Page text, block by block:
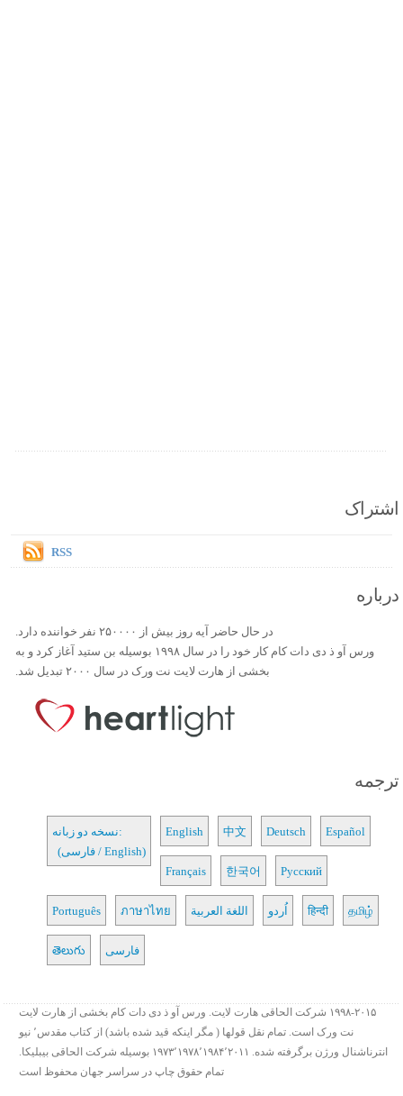
اشتراک
RSS
درباره
در حال حاضر آیه روز بیش از ۲۵۰۰۰۰ نفر خواننده دارد.
ورس آو ذ دی دات کام کار خود را در سال ۱۹۹۸ بوسیله بن ستید آغاز کرد و به
بخشی از هارت لایت نت ورک در سال ۲۰۰۰ تبدیل شد.
ترجمه
نسخه دو زبانه:
(فارسی / English)
English 中文 Deutsch Español
Français 한국어 Русский
Português ภาษาไทย اللغة العربية اُردو हिन्दी தமிழ்
తెలుగు فارسی
۱۹۹۸-۲۰۱۵ شرکت الحاقی هارت لایت. ورس آو ذ دی دات کام بخشی از هارت لایت
نت ورک است. تمام نقل قولها ( مگر اینکه قید شده باشد) از کتاب مقدس٬ نیو
انترناشنال ورژن برگرفته شده. ۱۹۷۳٬۱۹۷۸٬۱۹۸۴٬۲۰۱۱ بوسیله شرکت الحاقی بیبلیکا.
تمام حقوق چاپ در سراسر جهان محفوظ است